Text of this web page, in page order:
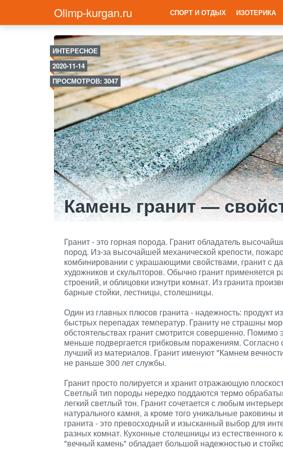
Olimp-kurgan.ru СПОРТ И ОТДЫХ ИЗОТЕРИКА
ИНТЕРЕСНОЕ
2020-11-14
ПРОСМОТРОВ: 3047
Камень гранит —
Гранит - это горная порода. Гранит обладатель
пород. Из-за высочайшей механической крепости,
комбинировании с украшающими свойствами, гранит с
художников и скульпторов. Обычно гранит применяется
строений, и облицовки изнутри комнат. Из гранита
барные стойки, лестницы, столешницы.
Один из главных плюсов гранита - надежность: продукт
быстрых перепадах температур. Граниту не страшны
обстоятельствах гранит смотрится совершенно. Помимо
меньше подвергается грибковым поражениям. Согласно
лучший из материалов. Гранит именуют "Камнем
не раньше 300 лет службы.
Гранит просто полируется и хранит отражающую
Светлый тип породы нередко поддаются термо
легкий светлый тон. Гранит сочетается с любым
натурального камня, а кроме того уникальные раковины
гранита - это превосходный и изысканный выбор для
разных комнат. Кухонные столешницы из естественного
"вечный камень" обладает большой надежностью и